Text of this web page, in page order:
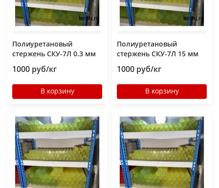
Полиуретановый
стержень СКУ-7Л 0.3 мм
1000 руб/кг
В корзину
Полиуретановый
стержень СКУ-7Л 15 мм
1000 руб/кг
В корзину